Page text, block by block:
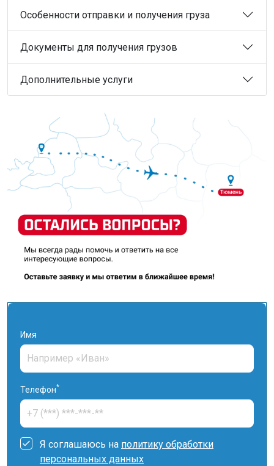
Особенности отправки и получения груза
Документы для получения грузов
Дополнительные услуги
Имя
Телефон*
Я соглашаюсь на политику обработки
персональных данных